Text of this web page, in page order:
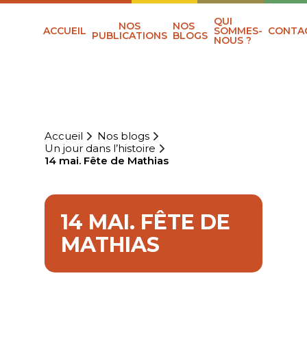
ACCUEIL NOS
PUBLICATIONS
NOS
BLOGS
QUI
SOMMES-
NOUS ?
Accueil
Nos blogs
Un jour dans l’histoire
14 mai. Fête de Mathias
14 MAI. FÊTE DE
MATHIAS